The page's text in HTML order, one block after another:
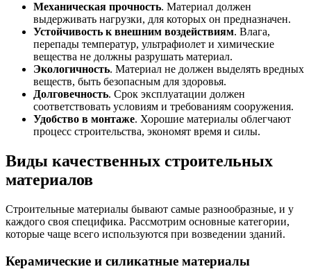
Механическая прочность. Материал должен
выдерживать нагрузки, для которых он предназначен.
Устойчивость к внешним воздействиям. Влага,
перепады температур, ультрафиолет и химические
вещества не должны разрушать материал.
Экологичность. Материал не должен выделять вредных
веществ, быть безопасным для здоровья.
Долговечность. Срок эксплуатации должен
соответствовать условиям и требованиям сооружения.
Удобство в монтаже. Хорошие материалы облегчают
процесс строительства, экономят время и силы.
Виды качественных строительных
материалов
Строительные материалы бывают самые разнообразные, и у
каждого своя специфика. Рассмотрим основные категории,
которые чаще всего используются при возведении зданий.
Керамические и силикатные материалы